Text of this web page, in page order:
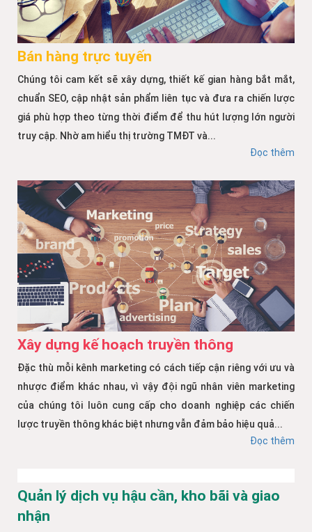
Bán hàng trực tuyến
Chúng tôi cam kết sẽ xây dựng, thiết kế gian hàng bắt mắt,
chuẩn SEO, cập nhật sản phẩm liên tục và đưa ra chiến lược
giá phù hợp theo từng thời điểm để thu hút lượng lớn người
truy cập. Nhờ am hiểu thị trường TMĐT và...
Đọc thêm
Xây dựng kế hoạch truyền thông
Đặc thù mỗi kênh marketing có cách tiếp cận riêng với ưu và
nhược điểm khác nhau, vì vậy đội ngũ nhân viên marketing
của chúng tôi luôn cung cấp cho doanh nghiệp các chiến
lược truyền thông khác biệt nhưng vẫn đảm bảo hiệu quả...
Đọc thêm
Quản lý dịch vụ hậu cần, kho bãi và giao
nhận